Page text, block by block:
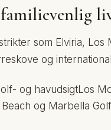
som Elviria, Los
og
og havudsigtLos
og Marbella